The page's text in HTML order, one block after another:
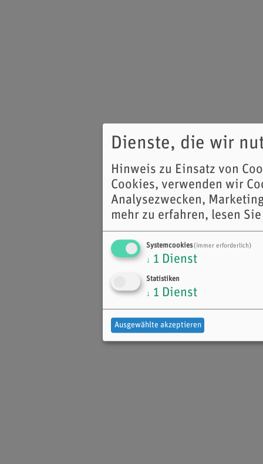
Dienste, die wir
Hinweis zu Einsatz von
Cookies, verwenden wir
Analysezwecken,
mehr zu erfahren, lesen
Systemcookies(immer erforderlich)
↓ 1 Dienst
Statistiken
↓ 1 Dienst
Ausgewählte akzeptieren